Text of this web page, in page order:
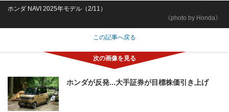
《photo by Honda》
ホンダ NAVI 2025年モデル（2/11）
この記事へ戻る
ホンダが反発...大手証券が目標株価引き上げ